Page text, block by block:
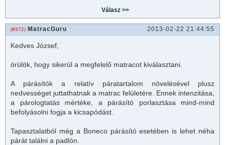
(#372) MatracGuru 2013-02-22 21:44:55
Kedves József,
örülök, hogy sikerül a megfelelő matracot kiválasztani.
A párásítók a relatív páratartalom növelésével plusz
nedvességet juttathatnak a matrac felületére. Ennek intenzitása,
a párologtatás mértéke, a párásító porlasztása mind-mind
befolyásolni fogja a kicsapódást.
Tapasztalatból még a Boneco párásító esetében is lehet néha
párát találni a padlón.